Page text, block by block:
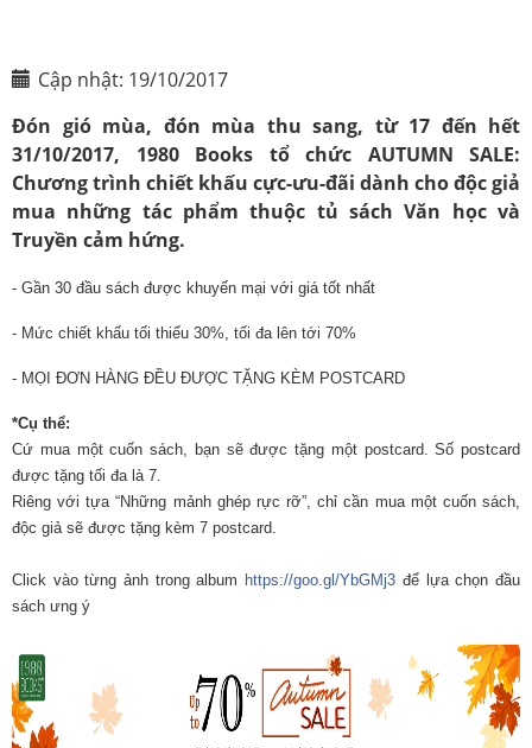
Cập nhật: 19/10/2017
Đón gió mùa, đón mùa thu sang, từ 17 đến hết
31/10/2017, 1980 Books tổ chức AUTUMN SALE:
Chương trình chiết khấu cực-ưu-đãi dành cho độc giả
mua những tác phẩm thuộc tủ sách Văn học và
Truyền cảm hứng.
- Gần 30 đầu sách được khuyến mại với giá tốt nhất
- Mức chiết khấu tối thiểu 30%, tối đa lên tới 70%
- MỌI ĐƠN HÀNG ĐỀU ĐƯỢC TẶNG KÈM POSTCARD
*Cụ thể:
Cứ mua một cuốn sách, bạn sẽ được tặng một postcard. Số postcard
được tặng tối đa là 7.
Riêng với tựa “Những mảnh ghép rực rỡ”, chỉ cần mua một cuốn sách,
độc giả sẽ được tặng kèm 7 postcard.
Click vào từng ảnh trong album https://goo.gl/YbGMj3 để lựa chọn đầu
sách ưng ý